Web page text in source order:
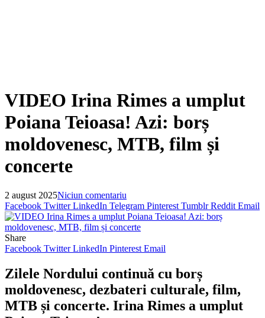
VIDEO Irina Rimes a umplut
Poiana Teioasa! Azi: borș
moldovenesc, MTB, film și
concerte
2 august 2025Niciun comentariu
Facebook Twitter LinkedIn Telegram Pinterest Tumblr Reddit Email
Share
Facebook Twitter LinkedIn Pinterest Email
Zilele Nordului continuă cu borș
moldovenesc, dezbateri culturale, film,
MTB și concerte. Irina Rimes a umplut